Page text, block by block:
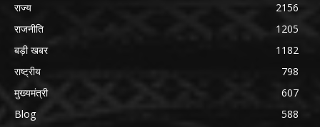
राज्य
2156
राजनीति
1205
बड़ी खबर
1182
राष्ट्रीय
798
मुख्यमंत्री
607
Blog
588